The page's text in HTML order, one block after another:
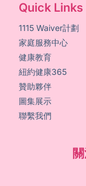
Quick Links
1115 Waiver計劃
家庭服務中心
健康教育
紐約健康365
贊助夥伴
圖集展示
聯繫我們